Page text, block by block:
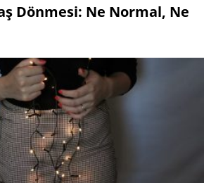
Dönmesi: Ne Normal, Ne